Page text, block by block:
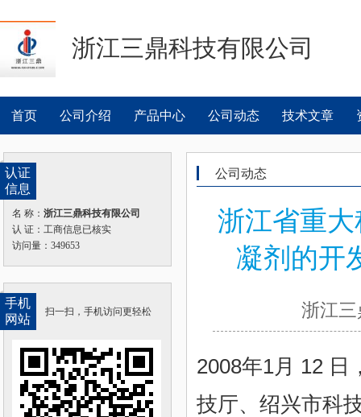
浙江三鼎科技有限公司
首页 公司介绍 产品中心 公司动态 技术文章
认证
信息
名 称： 浙江三鼎科技有限公司
认 证：工商信息已核实
访问量：349653
手机
网站
扫一扫，手机访问更轻松
公司动态
浙江省重
凝剂的开
浙江
2008年1月 12 日
技厅、绍兴市科